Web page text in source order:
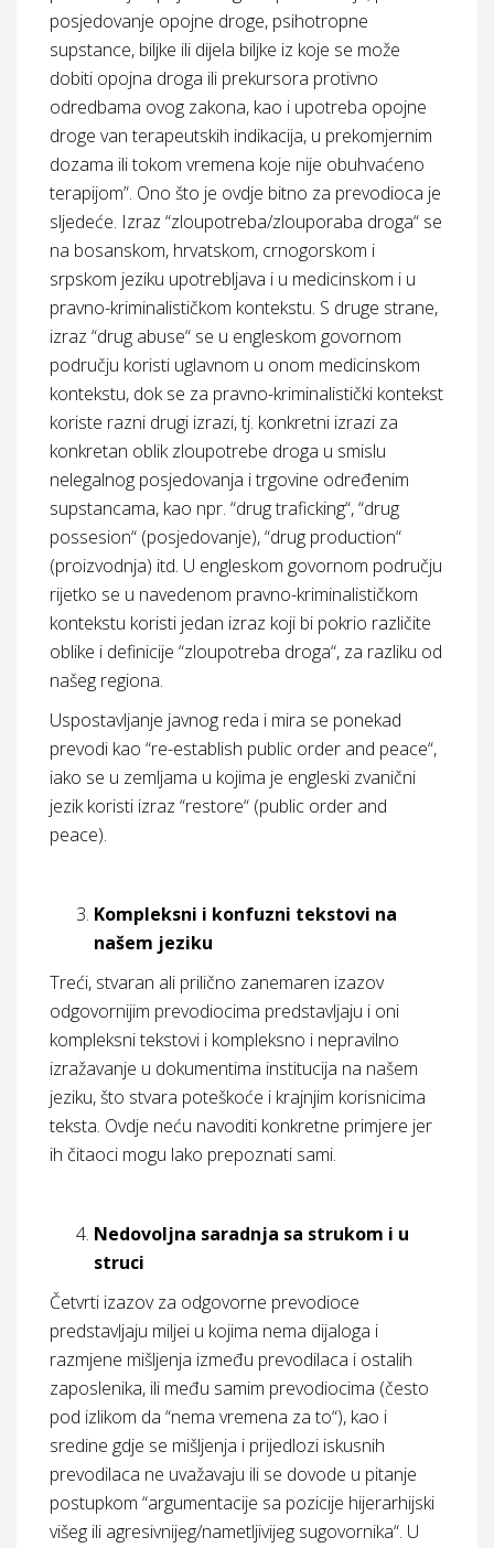
posjedovanje opojne droge, psihotropne
supstance, biljke ili dijela biljke iz koje se može
dobiti opojna droga ili prekursora protivno
odredbama ovog zakona, kao i upotreba opojne
droge van terapeutskih indikacija, u prekomjernim
dozama ili tokom vremena koje nije obuhvaćeno
terapijom”. Ono što je ovdje bitno za prevodioca je
sljedeće. Izraz “zloupotreba/zlouporaba droga“ se
na bosanskom, hrvatskom, crnogorskom i
srpskom jeziku upotrebljava i u medicinskom i u
pravno-kriminalističkom kontekstu. S druge strane,
izraz “drug abuse“ se u engleskom govornom
području koristi uglavnom u onom medicinskom
kontekstu, dok se za pravno-kriminalistički kontekst
koriste razni drugi izrazi, tj. konkretni izrazi za
konkretan oblik zloupotrebe droga u smislu
nelegalnog posjedovanja i trgovine određenim
supstancama, kao npr. “drug traficking“, “drug
possesion“ (posjedovanje), “drug production“
(proizvodnja) itd. U engleskom govornom području
rijetko se u navedenom pravno-kriminalističkom
kontekstu koristi jedan izraz koji bi pokrio različite
oblike i definicije “zloupotreba droga“, za razliku od
našeg regiona.
Uspostavljanje javnog reda i mira se ponekad
prevodi kao “re-establish public order and peace“,
iako se u zemljama u kojima je engleski zvanični
jezik koristi izraz “restore“ (public order and
peace).
Kompleksni i konfuzni tekstovi na
našem jeziku
Treći, stvaran ali prilično zanemaren izazov
odgovornijim prevodiocima predstavljaju i oni
kompleksni tekstovi i kompleksno i nepravilno
izražavanje u dokumentima institucija na našem
jeziku, što stvara poteškoće i krajnjim korisnicima
teksta. Ovdje neću navoditi konkretne primjere jer
ih čitaoci mogu lako prepoznati sami.
Nedovoljna saradnja sa strukom i u
struci
Četvrti izazov za odgovorne prevodioce
predstavljaju miljei u kojima nema dijaloga i
razmjene mišljenja između prevodilaca i ostalih
zaposlenika, ili među samim prevodiocima (često
pod izlikom da “nema vremena za to“), kao i
sredine gdje se mišljenja i prijedlozi iskusnih
prevodilaca ne uvažavaju ili se dovode u pitanje
postupkom “argumentacije sa pozicije hijerarhijski
višeg ili agresivnijeg/nametljivijeg sugovornika“. U